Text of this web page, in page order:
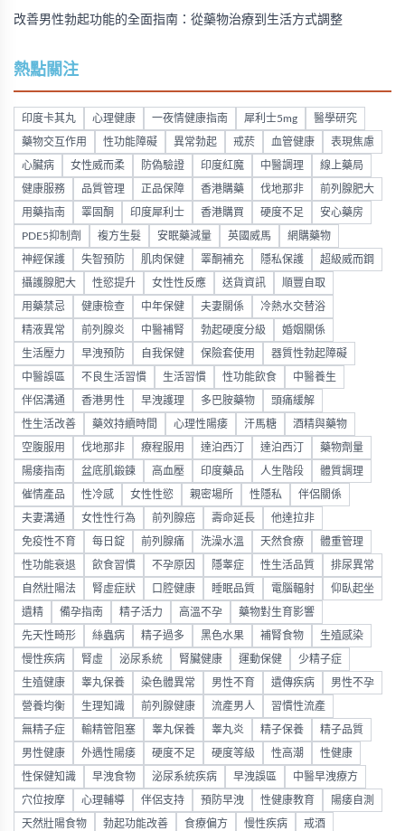
改善男性勃起功能的全面指南：從藥物治療到生活方式調整
熱點關注
印度卡其丸 心理健康 一夜情健康指南 犀利士5mg 醫學研究
藥物交互作用 性功能障礙 異常勃起 戒菸 血管健康 表現焦慮
心臟病 女性威而柔 防偽驗證 印度紅魔 中醫調理 線上藥局
健康服務 品質管理 正品保障 香港購藥 伐地那非 前列腺肥大
用藥指南 睪固酮 印度犀利士 香港購買 硬度不足 安心藥房
PDE5抑制劑 複方生髮 安眠藥減量 英國威馬 網購藥物
神經保護 失智預防 肌肉保健 睪酮補充 隱私保護 超級威而鋼
攝護腺肥大 性慾提升 女性性反應 送貨資訊 順豐自取
用藥禁忌 健康檢查 中年保健 夫妻關係 冷熱水交替浴
精液異常 前列腺炎 中醫補腎 勃起硬度分級 婚姻關係
生活壓力 早洩預防 自我保健 保險套使用 器質性勃起障礙
中醫誤區 不良生活習慣 生活習慣 性功能飲食 中醫養生
伴侶溝通 香港男性 早洩護理 多巴胺藥物 頭痛緩解
性生活改善 藥效持續時間 心理性陽痿 汗馬糖 酒精與藥物
空腹服用 伐地那非 療程服用 達泊西汀 達泊西汀 藥物劑量
陽痿指南 盆底肌鍛鍊 高血壓 印度藥品 人生階段 體質調理
催情產品 性冷感 女性性慾 親密場所 性隱私 伴侶關係
夫妻溝通 女性性行為 前列腺癌 壽命延長 他達拉非
免疫性不育 每日錠 前列腺痛 洗澡水溫 天然食療 體重管理
性功能衰退 飲食習慣 不孕原因 隱睾症 性生活品質 排尿異常
自然壯陽法 腎虛症狀 口腔健康 睡眠品質 電腦輻射 仰臥起坐
遺精 備孕指南 精子活力 高溫不孕 藥物對生育影響
先天性畸形 絲蟲病 精子過多 黑色水果 補腎食物 生殖感染
慢性疾病 腎虛 泌尿系統 腎臟健康 運動保健 少精子症
生殖健康 睾丸保養 染色體異常 男性不育 遺傳疾病 男性不孕
營養均衡 生理知識 前列腺健康 流產男人 習慣性流產
無精子症 輸精管阻塞 睾丸保養 睾丸炎 精子保養 精子品質
男性健康 外遇性陽痿 硬度不足 硬度等級 性高潮 性健康
性保健知識 早洩食物 泌尿系統疾病 早洩誤區 中醫早洩療方
穴位按摩 心理輔導 伴侶支持 預防早洩 性健康教育 陽痿自測
天然壯陽食物 勃起功能改善 食療偏方 慢性疾病 戒酒